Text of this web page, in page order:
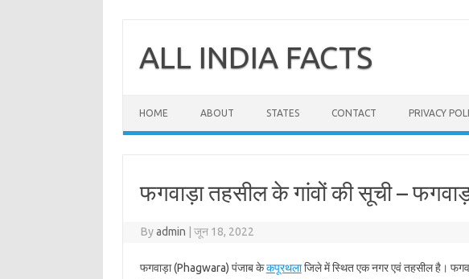
contentALL INDIA FACTS
HOME ABOUT STATES CONTACT PRIVACY
फगवाड़ा तहसील के गांवों की सूची –
Byadmin जून 18, 2022
फगवाड़ा (Phagwara) पंजाब केकपूरथलाजिले में स्थित एक नगर एवं तहसील है।